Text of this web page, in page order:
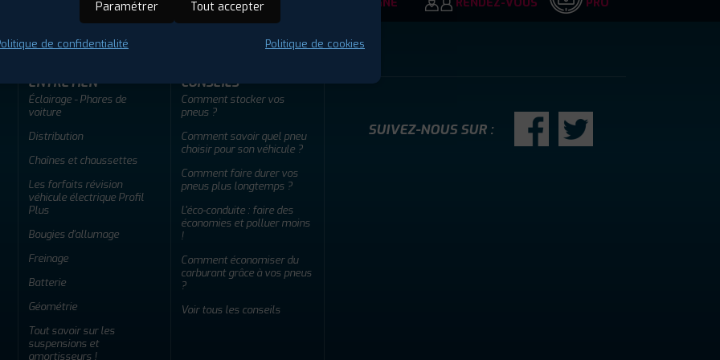
ENTRETIEN
Éclairage - Phares de
voiture
Distribution
Chaînes et chaussettes
Les forfaits révision
véhicule électrique Profil
Plus
Bougies d'allumage
Freinage
Batterie
Géométrie
Tout savoir sur les
suspensions et
amortisseurs !
CONSEILS
Comment stocker vos
pneus ?
Comment savoir quel pneu
choisir pour son véhicule ?
Comment faire durer vos
pneus plus longtemps ?
L'éco-conduite : faire des
économies et polluer moins
!
Comment économiser du
carburant grâce à vos pneus
?
Voir tous les conseils
SUIVEZ-NOUS SUR :
Paramétrer Tout accepter
de confidentialité Politique de cookies